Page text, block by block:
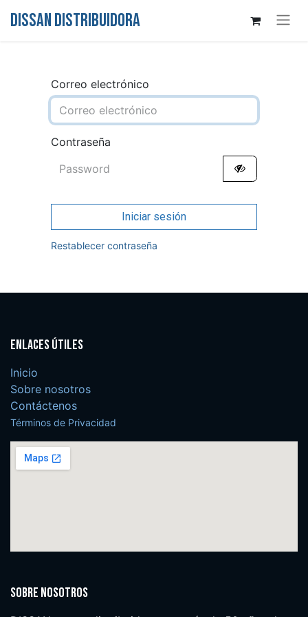
DISSAN DISTRIBUIDORA
Correo electrónico
Contraseña
Iniciar sesión
Restablecer contraseña
Enlaces útiles
Inicio
Sobre nosotros
Contáctenos
Términos de Privacidad
Sobre nosotros